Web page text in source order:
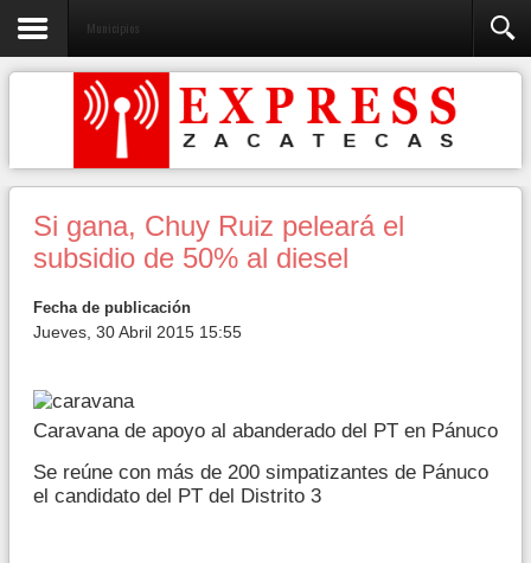
Municipios
Si gana, Chuy Ruiz peleará el
subsidio de 50% al diesel
Fecha de publicación
Jueves, 30 Abril 2015 15:55
Caravana de apoyo al abanderado del PT en Pánuco
Se reúne con más de 200 simpatizantes de Pánuco
el candidato del PT del Distrito 3